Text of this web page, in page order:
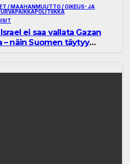
/ MAAHANMUUTTO / OIKEUS- JA
ei saa vallata Gazan
– näin Suomen täytyy